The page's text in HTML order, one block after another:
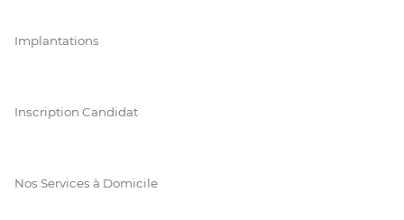
Implantations
Inscription Candidat
Nos Services à Domicile